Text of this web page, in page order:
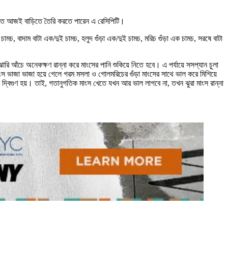
বাড়িতে তৈরি করতে পারেন এ রেসিপিটি।
বাদাম বাটা এক/দুই চামচ, হলুদ গুঁড়া এক/দুই চামচ, মরিচ গুঁড়া এক চামচ, সরষে বাটা
আঁচে অনেকক্ষণ রান্না করে মাংসের পানি শুকিয়ে নিতে হবে। এ পর্যায়ে সসপ্যান চুলা
ভাজা ভাজা হয়ে গেলে গরম মসলা ও গোলমরিচের গুঁড়া মাংসের সাথে ভাল করে মিশিয়ে
দ্বিগুণ হয়। তাই, গতানুগতিক মাংস খেতে যখন আর ভাল লাগবে না, তখন ঝুরা মাংস রান্না